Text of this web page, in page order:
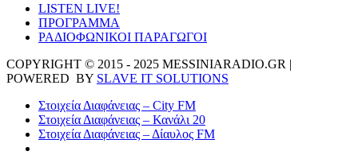
LISTEN LIVE!
ΠΡΟΓΡΑΜΜΑ
ΡΑΔΙΟΦΩΝΙΚΟΙ ΠΑΡΑΓΩΓΟΙ
COPYRIGHT © 2015 - 2025 MESSINIARADIO.GR |
POWERED BY SLAVE IT SOLUTIONS
Στοιχεία Διαφάνειας – City FM
Στοιχεία Διαφάνειας – Κανάλι 20
Στοιχεία Διαφάνειας – Δίαυλος FM